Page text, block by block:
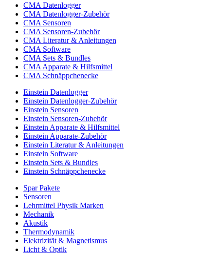
CMA Datenlogger
CMA Datenlogger-Zubehör
CMA Sensoren
CMA Sensoren-Zubehör
CMA Literatur & Anleitungen
CMA Software
CMA Sets & Bundles
CMA Apparate & Hilfsmittel
CMA Schnäppchenecke
Einstein Datenlogger
Einstein Datenlogger-Zubehör
Einstein Sensoren
Einstein Sensoren-Zubehör
Einstein Apparate & Hilfsmittel
Einstein Apparate-Zubehör
Einstein Literatur & Anleitungen
Einstein Software
Einstein Sets & Bundles
Einstein Schnäppchenecke
Spar Pakete
Sensoren
Lehrmittel Physik Marken
Mechanik
Akustik
Thermodynamik
Elektrizität & Magnetismus
Licht & Optik